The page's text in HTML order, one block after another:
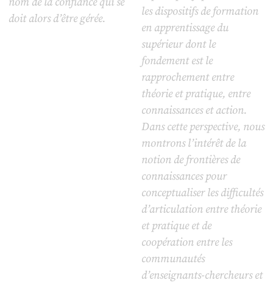
doit alors d’être gérée.
les dispositifs de formation
en apprentissage du
supérieur dont le
fondement est le
rapprochement entre
théorie et pratique, entre
connaissances et action.
Dans cette perspective, nous
montrons l’intérêt de la
notion de frontières de
connaissances pour
conceptualiser les difficultés
d’articulation entre théorie
et pratique et de
coopération entre les
communautés
d’enseignants-chercheurs et